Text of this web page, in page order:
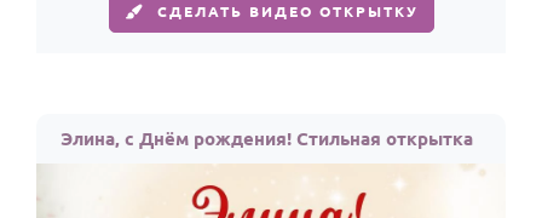
СДЕЛАТЬ ВИДЕО ОТКРЫТКУ
Элина, с Днём рождения! Стильная открытка